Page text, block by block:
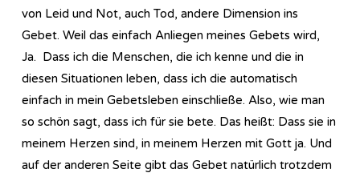
von Leid und Not, auch Tod, andere Dimension ins
Gebet. Weil das einfach Anliegen meines Gebets wird,
Ja. Dass ich die Menschen, die ich kenne und die in
diesen Situationen leben, dass ich die automatisch
einfach in mein Gebetsleben einschließe. Also, wie man
so schön sagt, dass ich für sie bete. Das heißt: Dass sie in
meinem Herzen sind, in meinem Herzen mit Gott ja. Und
auf der anderen Seite gibt das Gebet natürlich trotzdem